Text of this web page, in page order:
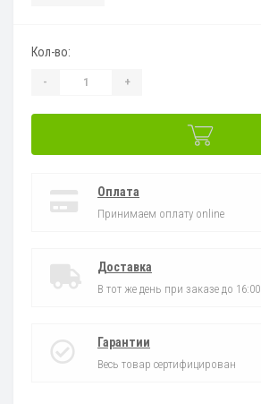
Кол-во:
- +
Оплата
Принимаем оплату online
Доставка
В тот же день при заказе до 16:00
Гарантии
Весь товар сертифицирован